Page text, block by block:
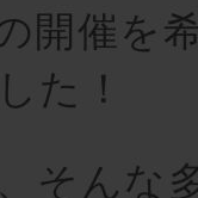
開催を
た！
そんな